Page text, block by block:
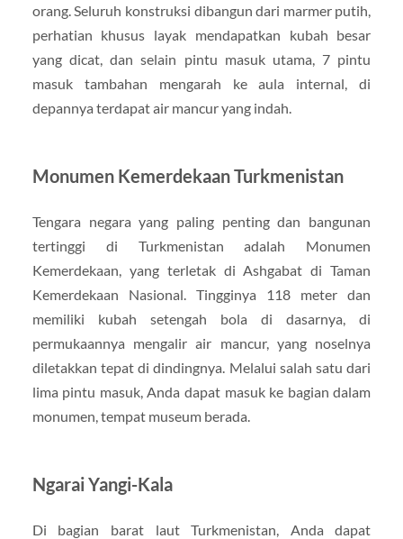
orang. Seluruh konstruksi dibangun dari marmer putih,
perhatian khusus layak mendapatkan kubah besar
yang dicat, dan selain pintu masuk utama, 7 pintu
masuk tambahan mengarah ke aula internal, di
depannya terdapat air mancur yang indah.
Monumen Kemerdekaan Turkmenistan
Tengara negara yang paling penting dan bangunan
tertinggi di Turkmenistan adalah Monumen
Kemerdekaan, yang terletak di Ashgabat di Taman
Kemerdekaan Nasional. Tingginya 118 meter dan
memiliki kubah setengah bola di dasarnya, di
permukaannya mengalir air mancur, yang noselnya
diletakkan tepat di dindingnya. Melalui salah satu dari
lima pintu masuk, Anda dapat masuk ke bagian dalam
monumen, tempat museum berada.
Ngarai Yangi-Kala
Di bagian barat laut Turkmenistan, Anda dapat